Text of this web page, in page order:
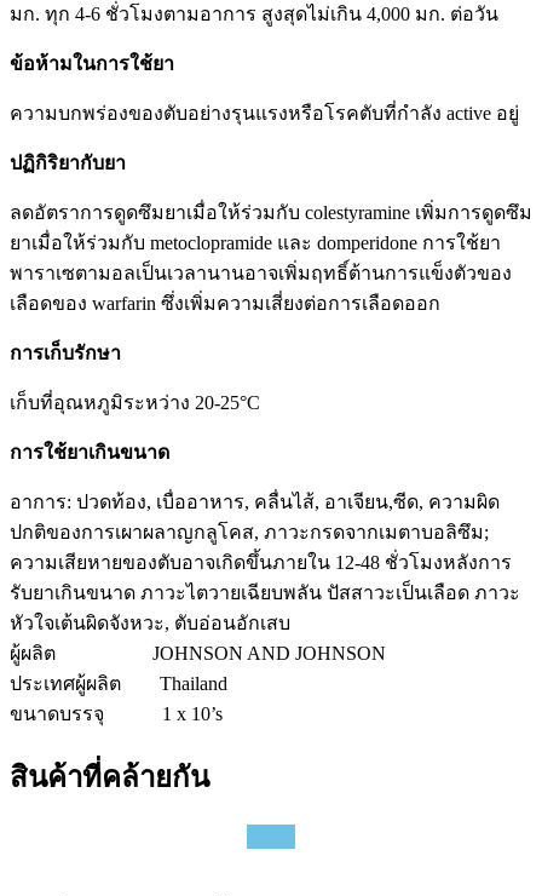
มก. ทุก 4-6 ชั่วโมงตามอาการ สูงสุดไม่เกิน 4,000 มก. ต่อวัน
ข้อห้ามในการใช้ยา
ความบกพร่องของตับอย่างรุนแรงหรือโรคตับที่กำลัง active อยู่
ปฏิกิริยากับยา
ลดอัตราการดูดซึมยาเมื่อให้ร่วมกับ colestyramine เพิ่มการดูดซึม
ยาเมื่อให้ร่วมกับ metoclopramide และ domperidone การใช้ยา
พาราเซตามอลเป็นเวลานานอาจเพิ่มฤทธิ์ต้านการแข็งตัวของ
เลือดของ warfarin ซึ่งเพิ่มความเสี่ยงต่อการเลือดออก
การเก็บรักษา
เก็บที่อุณหภูมิระหว่าง 20-25°C
การใช้ยาเกินขนาด
อาการ: ปวดท้อง, เบื่ออาหาร, คลื่นไส้, อาเจียน,ซีด, ความผิด
ปกติของการเผาผลาญกลูโคส, ภาวะกรดจากเมตาบอลิซึม;
ความเสียหายของตับอาจเกิดขึ้นภายใน 12-48 ชั่วโมงหลังการ
รับยาเกินขนาด ภาวะไตวายเฉียบพลัน ปัสสาวะเป็นเลือด ภาวะ
หัวใจเต้นผิดจังหวะ, ตับอ่อนอักเสบ
ผู้ผลิต JOHNSON AND JOHNSON
ประเทศผู้ผลิต Thailand
ขนาดบรรจุ 1 x 10’s
สินค้าที่คล้ายกัน